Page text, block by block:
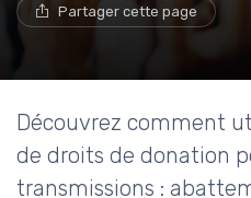
Partager cette page
Découvrez comment
de droits de donation
transmissions :